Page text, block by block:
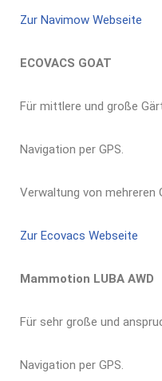
Zur Navimow Webseite
ECOVACS GOAT
Für mittlere und große
Navigation per GPS.
Verwaltung von mehreren
Zur Ecovacs Webseite
Mammotion LUBA AWD
Für sehr große und
Navigation per GPS.